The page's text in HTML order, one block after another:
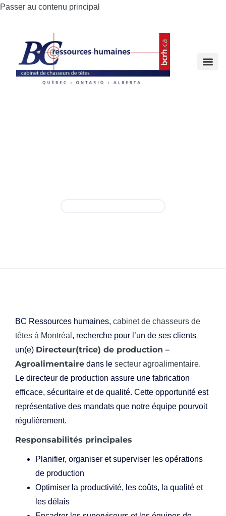
Passer au contenu principal
BC Ressources humaines, cabinet de chasseurs de
têtes à Montréal , recherche pour l’un de ses clients
un(e) Directeur(trice) de production –
Agroalimentaire dans le secteur agroalimentaire.
Le directeur de production assure une fabrication
efficace, sécuritaire et de qualité. Cette opportunité est
représentative des mandats que notre équipe pourvoit
régulièrement.
Responsabilités principales
Planifier, organiser et superviser les opérations
de production
Optimiser la productivité, les coûts, la qualité et
les délais